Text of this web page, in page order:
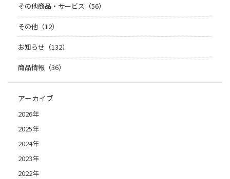
その他商品・サービス（56）
その他（12）
お知らせ（132）
商品情報（36）
アーカイブ
2026年
2025年
2024年
2023年
2022年